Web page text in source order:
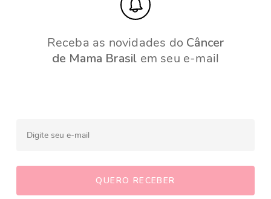
Receba as novidades do Câncer
de Mama Brasil em seu e-mail